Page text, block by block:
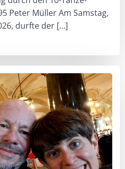
Peter Müller Am Samstag,
durfte der […]